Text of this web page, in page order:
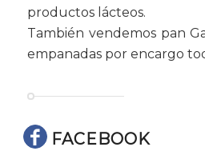
productos lácteos.
También vendemos pan
empanadas por encargo
FACEBOOK